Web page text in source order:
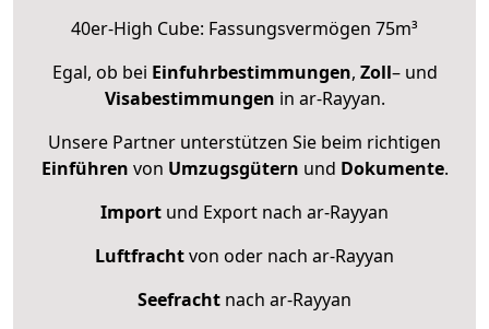
40er-High Cube: Fassungsvermögen 75m³
Egal, ob bei Einfuhrbestimmungen, Zoll– und
Visabestimmungen in ar-Rayyan.
Unsere Partner unterstützen Sie beim richtigen
Einführen von Umzugsgütern und Dokumente.
Import und Export nach ar-Rayyan
Luftfrachtvon oder nach ar-Rayyan
Seefracht nach ar-Rayyan